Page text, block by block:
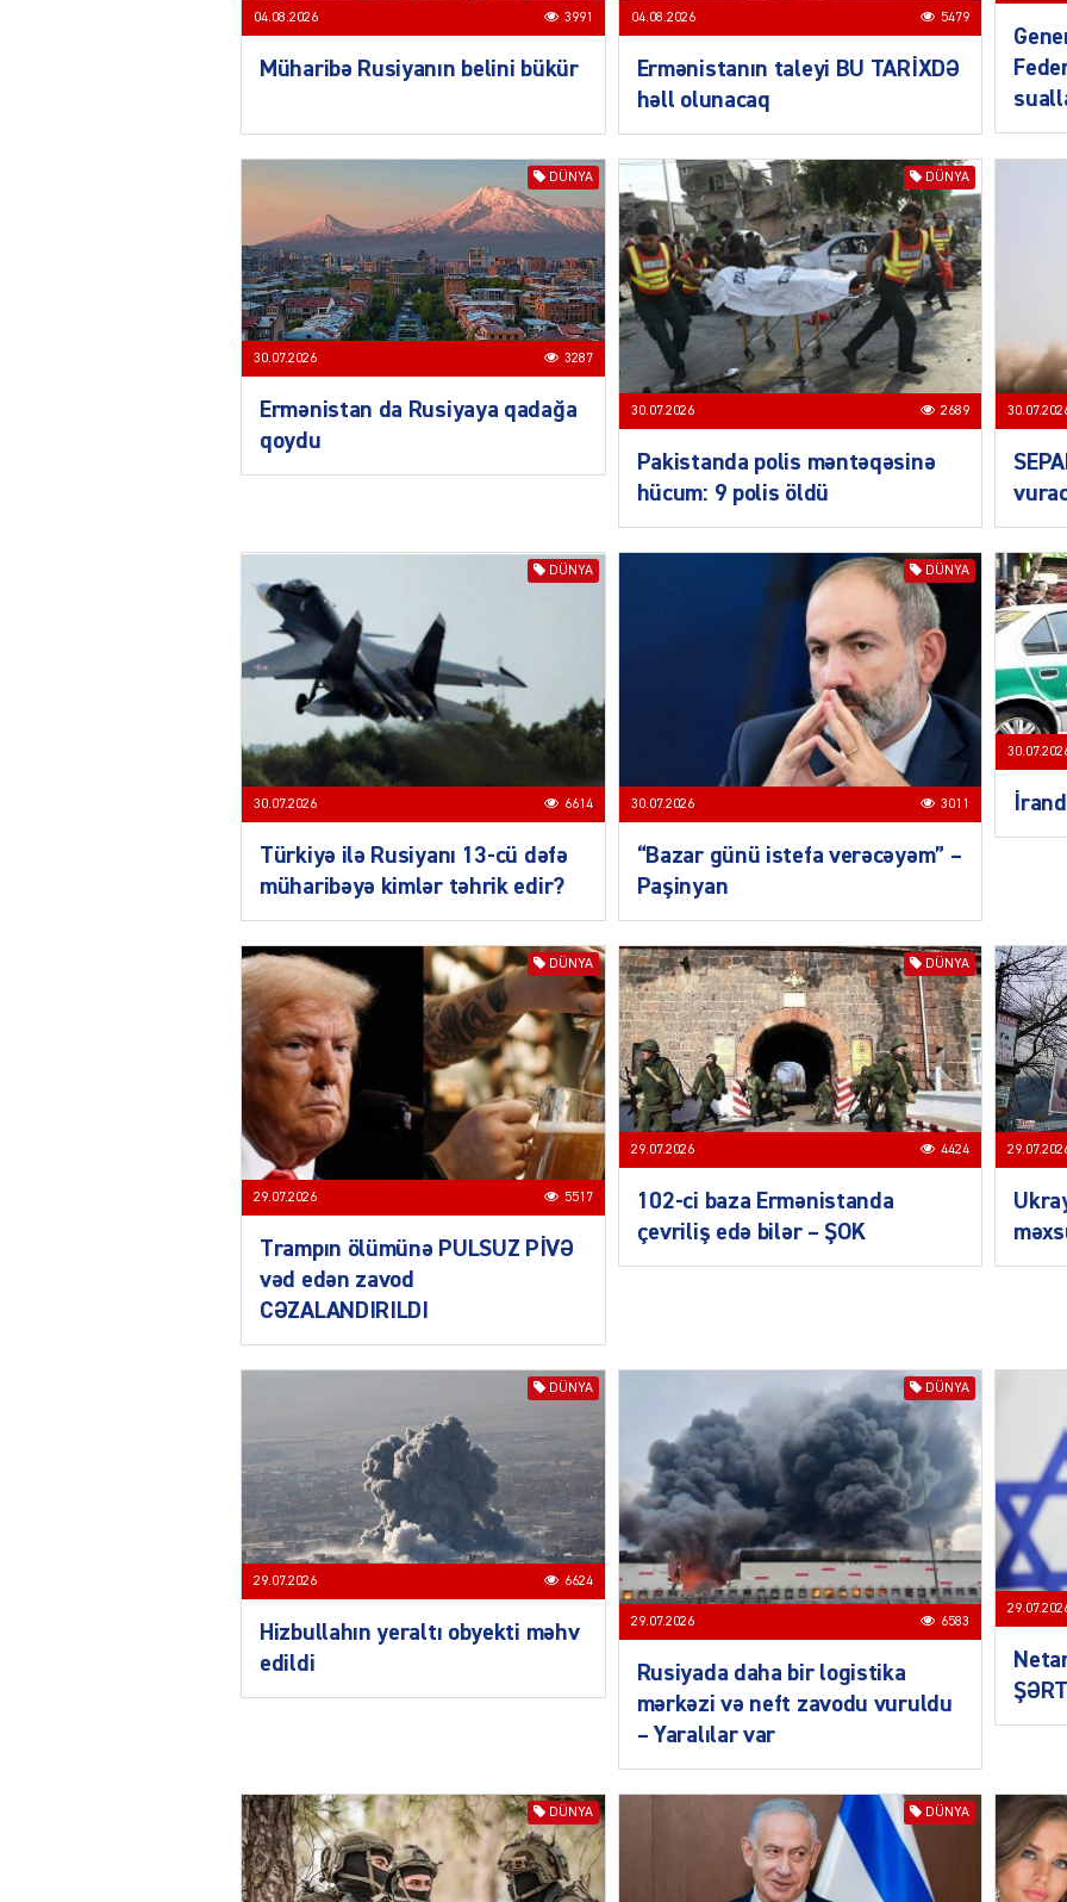
SIYASƏT
04.08.2026 3991
Müharibə Rusiyanın belini bükür
04.08.2026 5479
Ermənistanın taleyi BU TARİXDƏ
həll olunacaq
DÜNYA
30.07.2026 3287
Ermənistan da Rusiyaya qadağa
qoydu
DÜNYA
30.07.2026 2689
Pakistanda polis məntəqəsinə
hücum: 9 polis öldü
DÜNYA
30.07.2026 6614
Türkiyə ilə Rusiyanı 13-cü dəfə
müharibəyə kimlər təhrik edir?
DÜNYA
30.07.2026 3011
“Bazar günü istefa verəcəyəm” –
Paşinyan
DÜNYA
29.07.2026 5517
Trampın ölümünə PULSUZ PİVƏ
vəd edən zavod
CƏZALANDIRILDI
DÜNYA
29.07.2026 4424
102-ci baza Ermənistanda
çevriliş edə bilər – ŞOK
DÜNYA
29.07.2026 6624
Hizbullahın yeraltı obyekti məhv
edildi
DÜNYA
29.07.2026 6583
Rusiyada daha bir logistika
mərkəzi və neft zavodu vuruldu
– Yaralılar var
DÜNYA DÜNYA